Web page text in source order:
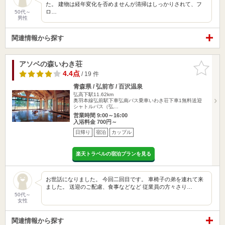
50代～
男性
た。 建物は経年変化を否めませんが清掃はしっかりされて、フ
ロ…
関連情報から探す
お気に入
りに追加
アソベの森いわき荘
4.4点/ 19 件
青森県 / 弘前市 / 百沢温泉
弘高下駅11.62km
奥羽本線弘前駅下車弘南バス乗車いわき荘下車1無料送迎
シャトルバス（弘…
営業時間 9:00～16:00
入浴料金 700円～
日帰り 宿泊 カップル
楽天トラベルの宿泊プランを見る
50代～
女性
お世話になりました。 今回二回目です。 車椅子の弟を連れて来
ました。 送迎のご配慮、食事などなど 従業員の方々さり…
関連情報から探す